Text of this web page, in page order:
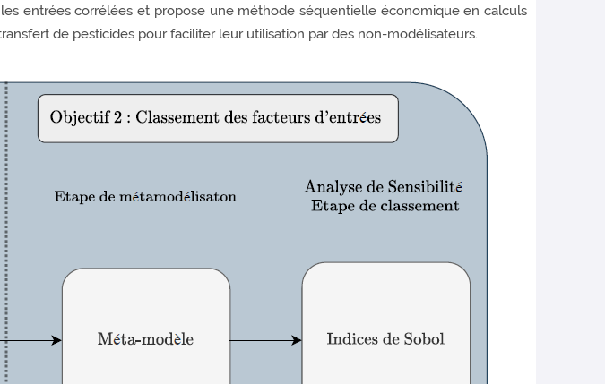
entrées corrélées et propose une méthode séquentielle économique en calculs
de pesticides pour faciliter leur utilisation par des non-modélisateurs.